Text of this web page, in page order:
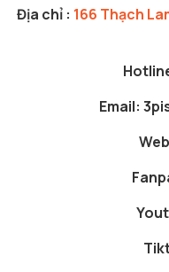
Địa chỉ : 166 Thạch
Email: